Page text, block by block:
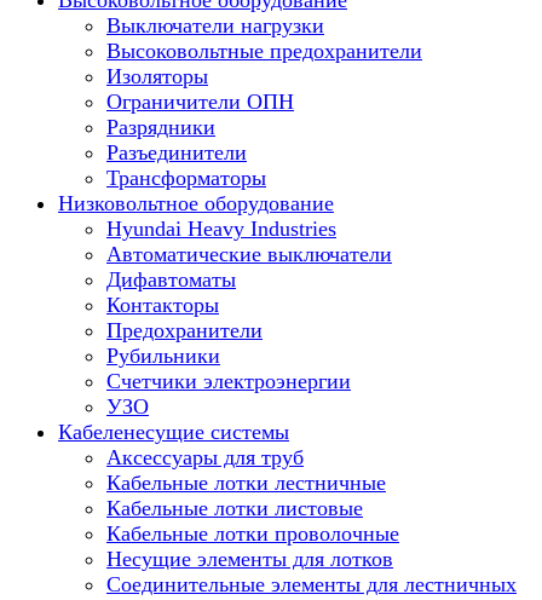
Выключатели нагрузки
Высоковольтные предохранители
Изоляторы
Ограничители ОПН
Разрядники
Разъединители
Трансформаторы
Низковольтное оборудование
Hyundai Heavy Industries
Автоматические выключатели
Дифавтоматы
Контакторы
Предохранители
Рубильники
Счетчики электроэнергии
УЗО
Кабеленесущие системы
Аксессуары для труб
Кабельные лотки лестничные
Кабельные лотки листовые
Кабельные лотки проволочные
Несущие элементы для лотков
Соединительные элементы для лестничных